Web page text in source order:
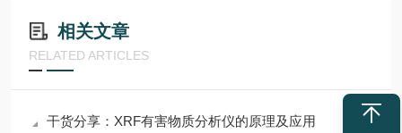
相关文章
RELATED ARTICLES
干货分享：XRF有害物质分析仪的原理及应用